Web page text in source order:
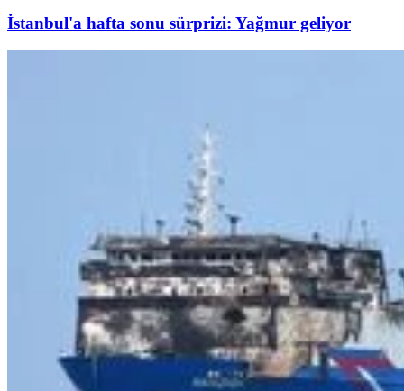
İstanbul'a hafta sonu sürprizi: Yağmur geliyor